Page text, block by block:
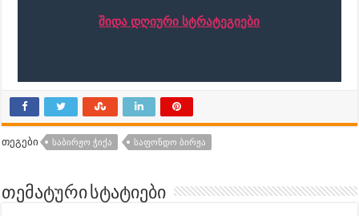
შიდა დღიური სტრატეგიები
თეგები ᲡᲐᲑᲘᲠᲟᲝ ᲭᲘᲥᲐ ᲡᲐᲤᲝᲜᲓᲝ ᲑᲘᲠᲟᲐ
თემატური სტატიები